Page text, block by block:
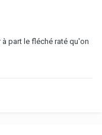
part le fléché raté qu'on